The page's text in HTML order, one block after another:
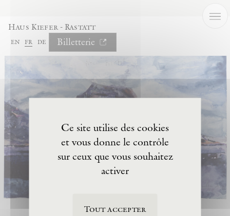
Haus Kiefer - Rastatt
en fr de Billetterie
Ce site utilise des cookies
et vous donne le contrôle
sur ceux que vous souhaitez
activer
Tout accepter